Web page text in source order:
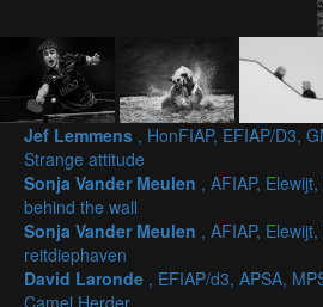
Jef Lemmens , HonFIAP, EFIAP/D3,
Strange attitude
Sonja Vander Meulen , AFIAP,
behind the wall
Sonja Vander Meulen , AFIAP,
reitdiephaven
David Laronde , EFIAP/d3, APSA,
Camel Herder